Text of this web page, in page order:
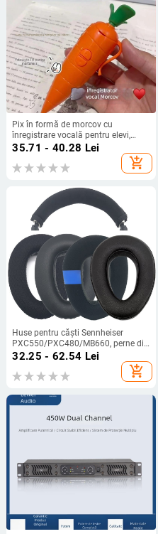
Pix în formă de morcov cu
înregistrare vocală pentru elevi,
jucărie drăguță
35.71 - 40.28 Lei
add_shopping_cart
Huse pentru căști Sennheiser
PXC550/PXC480/MB660, perne din
burete și husă din piele
32.25 - 62.54 Lei
add_shopping_cart